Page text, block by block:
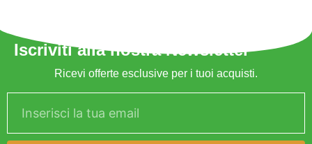
Iscriviti alla nostra Newsletter
Ricevi offerte esclusive per i tuoi acquisti.